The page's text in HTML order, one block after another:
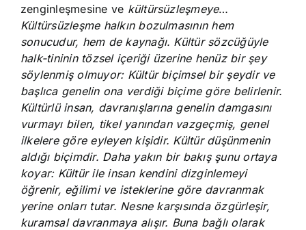
zenginleşmesine ve kültürsüzleşmeye…
Kültürsüzleşme halkın bozulmasının hem
sonucudur, hem de kaynağı. Kültür sözcüğüyle
halk-tininin tözsel içeriği üzerine henüz bir şey
söylenmiş olmuyor: Kültür biçimsel bir şeydir ve
başlıca genelin ona verdiği biçime göre belirlenir.
Kültürlü insan, davranışlarına genelin damgasını
vurmayı bilen, tikel yanından vazgeçmiş, genel
ilkelere göre eyleyen kişidir. Kültür düşünmenin
aldığı biçimdir. Daha yakın bir bakış şunu ortaya
koyar: Kültür ile insan kendini dizginlemeyi
öğrenir, eğilimi ve isteklerine göre davranmak
yerine onları tutar. Nesne karşısında özgürleşir,
kuramsal davranmaya alışır. Buna bağlı olarak